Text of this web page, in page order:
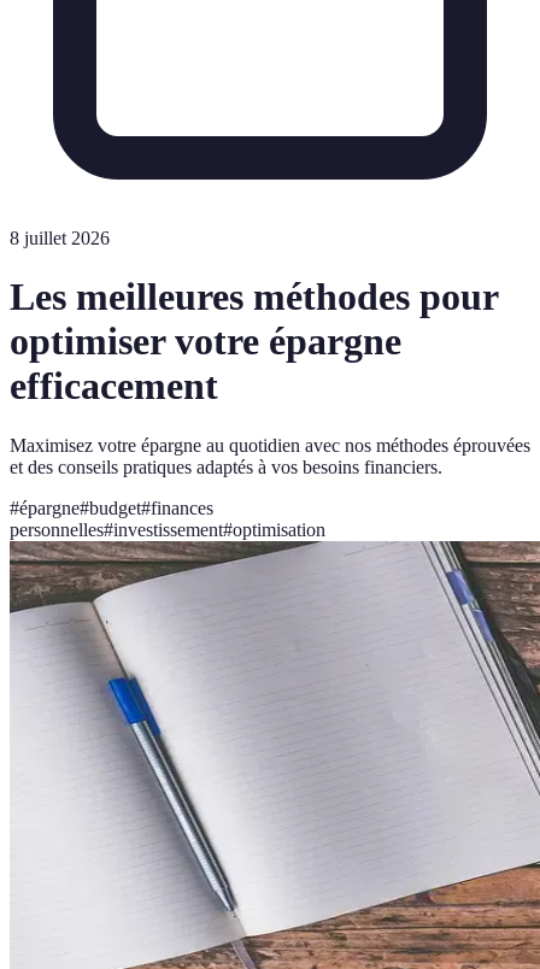
8 juillet 2026
Les meilleures méthodes pour
optimiser votre épargne
efficacement
Maximisez votre épargne au quotidien avec nos méthodes éprouvées
et des conseils pratiques adaptés à vos besoins financiers.
#épargne#budget#finances
personnelles#investissement#optimisation